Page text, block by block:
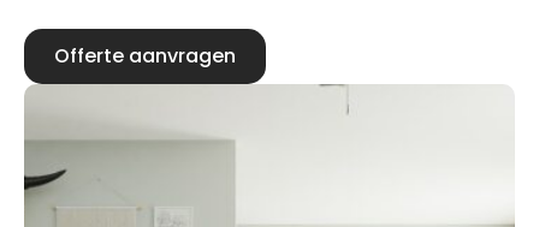
Offerte aanvragen